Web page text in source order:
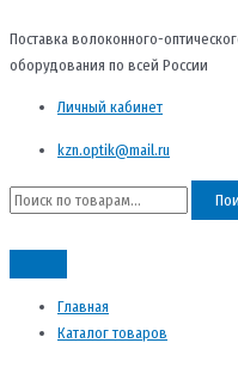
к
содержимому
Поставка волоконного-
оборудования по всей России
Личный кабинет
kzn.optik@mail.ru
Главная
Каталог товаров